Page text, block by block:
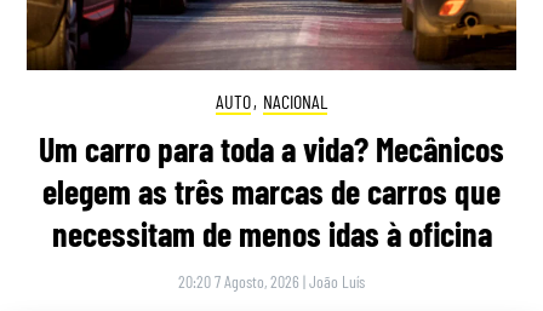
AUTO, NACIONAL
Um carro para toda a vida? Mecânicos
elegem as três marcas de carros que
necessitam de menos idas à oficina
20:20 7 Agosto, 2026 |João Luís